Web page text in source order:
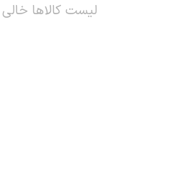
لیست کالاها